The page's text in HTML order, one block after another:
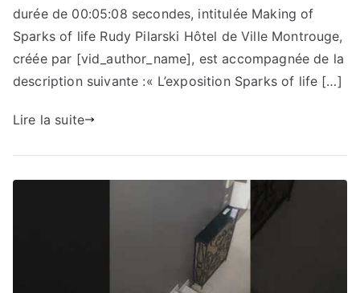
durée de 00:05:08 secondes, intitulée Making of
Sparks of life Rudy Pilarski Hôtel de Ville Montrouge,
créée par [vid_author_name], est accompagnée de la
description suivante :« L’exposition Sparks of life […]
Lire la suite